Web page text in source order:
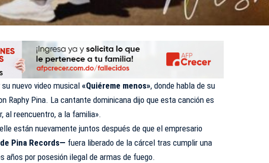
nuevo video musical«Quiéreme menos», donde habla de su
Raphy Pina. La cantante dominicana dijo que esta canción es
al reencuentro, a la familia».
están nuevamente juntos después de que el empresario
Pina Records— fuera liberado de la cárcel tras cumplir una
años por posesión ilegal de armas de fuego.